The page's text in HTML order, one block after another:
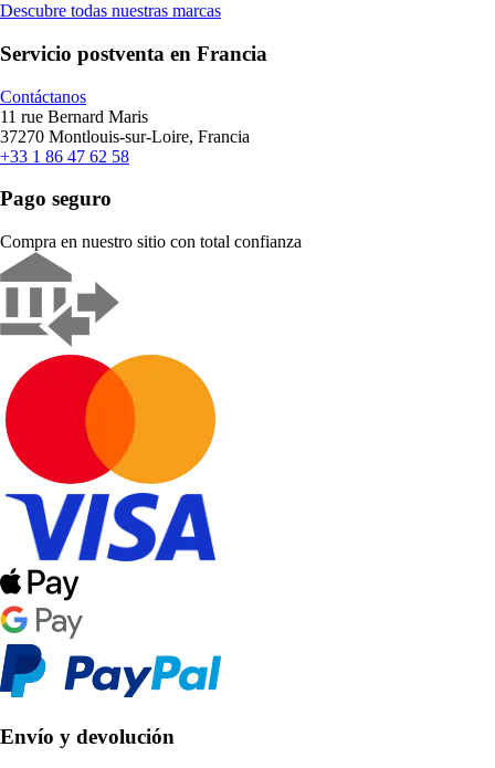
Descubre todas nuestras marcas
Servicio postventa en Francia
Contáctanos
11 rue Bernard Maris
37270 Montlouis-sur-Loire, Francia
+33 1 86 47 62 58
Pago seguro
Compra en nuestro sitio con total confianza
Envío y devolución